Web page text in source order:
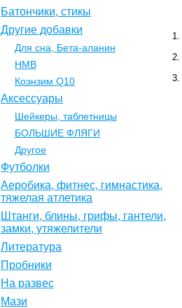
Батончики, стикы
Другие добавки
Для сна, Бета-аланин
НМВ
Коэнзим Q10
Аксессуары
Шейкеры, таблетницы
БОЛЬШИЕ ФЛЯГИ
Другое
Футболки
Аеробика, фитнес, гимнастика,
тяжелая атлетика
Штанги, блины, грифы, гантели,
замки, утяжелители
Литература
Пробники
На развес
Мази